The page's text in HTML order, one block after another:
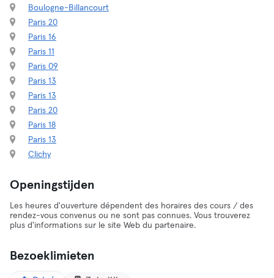
Boulogne-Billancourt
Paris 20
Paris 16
Paris 11
Paris 09
Paris 13
Paris 13
Paris 20
Paris 18
Paris 13
Clichy
Openingstijden
Les heures d'ouverture dépendent des horaires des cours / des
rendez-vous convenus ou ne sont pas connues. Vous trouverez
plus d'informations sur le site Web du partenaire.
Bezoeklimieten